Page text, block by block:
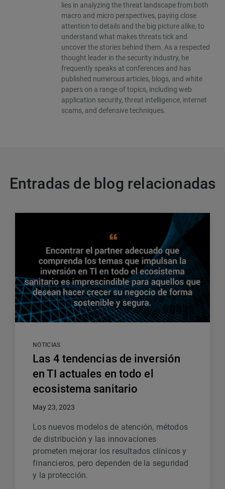
lies in analyzing the threat landscape from both
macro and micro perspectives, paying close
attention to details and the big picture alike, to
understand what makes threats tick and
uncover the stories behind them. As a respected
thought leader in the security industry, he
frequently speaks at conferences and has
published numerous articles, blogs, and white
papers on a range of topics, including web
application security, threat intelligence, internet
scams, and defensive techniques.
Entradas de blog relacionadas
NOTICIAS
Las 4 tendencias de inversión
en TI actuales en todo el
ecosistema sanitario
May 23, 2023
Los nuevos modelos de atención, métodos
de distribución y las innovaciones
prometen mejorar los resultados clínicos y
financieros, pero dependen de la seguridad
y la protección.